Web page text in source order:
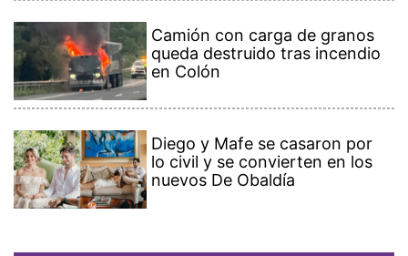
Camión con carga de granos
queda destruido tras incendio
en Colón
Diego y Mafe se casaron por
lo civil y se convierten en los
nuevos De Obaldía